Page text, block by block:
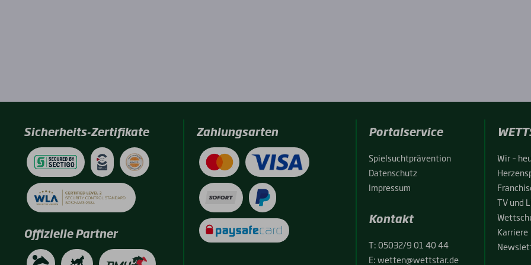
Sicherheits-Zertifikate
Offizielle Partner
Zahlungsarten Portalservice
Spiel­sucht­prä­ven­ti­on
Daten­schutz
Impres­sum
Kontakt
T:05032/9 01 40 44
E:wetten@wettstar.de
Wir –
TV und
Kar­rie­re